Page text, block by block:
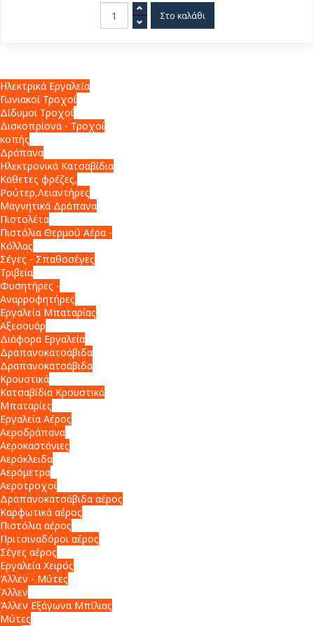
Ηλεκτρικά Εργαλεία
Γωνιακοί Τροχοί
Δίδυμοι Τροχοί
Δισκοπρίονα - Τροχοί
κοπής
Δράπανα
Ηλεκτρονικά Κατσαβίδια
Κάθετες φρέζες,
Ρούτερ,Λειαντήρες
Μαγνητικά Δράπανα
Πιστολέτα
Πιστόλια Θερμού Αέρα -
Κόλλας
Σέγες - Σπαθοσέγες
Τριβεία
Φυσητήρες -
Αναρροφητήρες
Εργαλεία Μπαταρίας
Αξεσουάρ
Διάφορα Εργαλεία
Δραπανοκατσάβιδα
Δραπανοκατσάβιδα
Κρουστικά
Κατσαβίδια Κρουστικά
Μπαταρίες
Εργαλεία Αέρος
Αεροδράπανα
Αεροκαστάνιες
Αερόκλειδα
Αερόμετρα
Αεροτροχοί
Δραπανοκατσάβιδα αέρος
Καρφωτικά αέρος
Πιστόλια αέρος
Πριτσιναδόροι αέρος
Σέγες αέρος
Εργαλεία Χειρός
Άλλεν - Μύτες
Άλλεν
Άλλεν Εξάγωνα Μπίλιας
Μύτες